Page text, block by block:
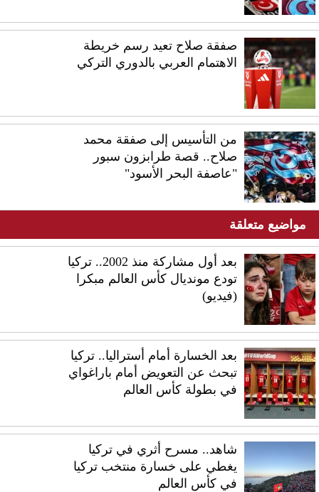
صفقة صلاح تعيد رسم خريطة
الاهتمام العربي بالدوري التركي
من التأسيس إلى صفقة محمد
صلاح.. قصة طرابزون سبور
"عاصفة البحر الأسود"
مواضيع متعلقة
بعد أول مشاركة منذ 2002.. تركيا
تودع مونديال كأس العالم مبكرا
(فيديو)
بعد الخسارة أمام أستراليا.. تركيا
تبحث عن التعويض أمام باراغواي
في بطولة كأس العالم
شاهد.. مسرح أثري في تركيا
يغطي على خسارة منتخب تركيا
في كأس العالم